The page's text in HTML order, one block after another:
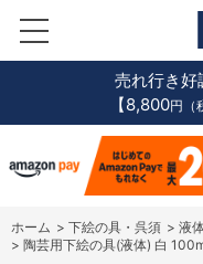
売れ行き好
【8,800円（
ホーム > 下絵の具・呉須 > 液
> 陶芸用下絵の具(液体) 白